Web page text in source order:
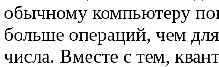
обычному компьютеру
больше операций, чем
числа. Вместе с тем,